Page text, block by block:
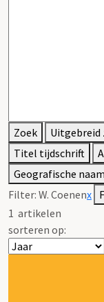
Zoek
Uitgebreid
Titel tijdschrift
Geografische naam
Filter: W. Coenenx
1 artikelen
sorteren op: